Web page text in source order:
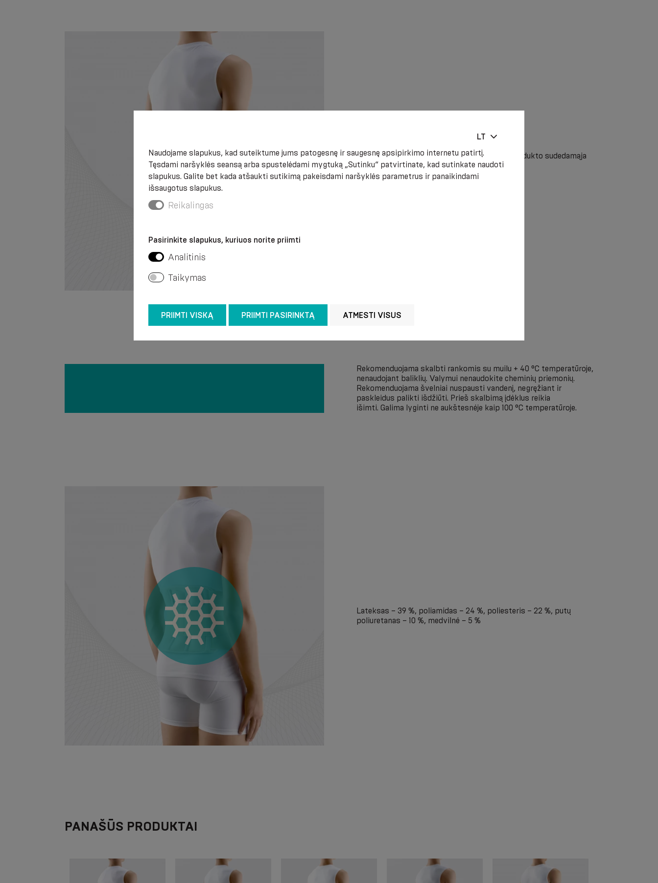
Individualus nesuderinamumas su bet kuria produkto sudedamąja
medžiaga, sunkios odos ligos.
Rekomenduojama skalbti rankomis su muilu + 40 °C temperatūroje,
nenaudojant baliklių. Valymui nenaudokite cheminių priemonių.
Rekomenduojama švelniai nuspausti vandenį, negręžiant ir
paskleidus palikti išdžiūti. Prieš skalbimą įdėklus reikia
išimti. Galima lyginti ne aukštesnėje kaip 100 °C temperatūroje.
Lateksas – 39 %, poliamidas – 24 %, poliesteris – 22 %, putų
poliuretanas – 10 %, medvilnė – 5 %
PANAŠŪS PRODUKTAI
LT
Naudojame slapukus, kad suteiktume jums patogesnę ir saugesnę apsipirkimo internetu patirtį.
Tęsdami naršyklės seansą arba spustelėdami mygtuką „Sutinku“ patvirtinate, kad sutinkate naudoti
slapukus. Galite bet kada atšaukti sutikimą pakeisdami naršyklės parametrus ir panaikindami
išsaugotus slapukus.
Reikalingas
Pasirinkite slapukus, kuriuos norite priimti
Analitinis
Taikymas
PRIIMTI VISKĄ PRIIMTI PASIRINKTĄ ATMESTI VISUS